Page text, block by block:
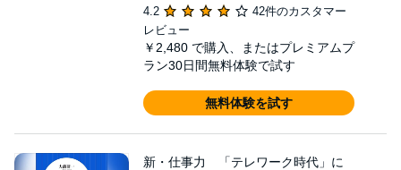
4.2
42件のカスタマー
レビュー
￥2,480 で購入、またはプレミアムプ
ラン30日間無料体験で試す
無料体験を試す
新・仕事力 「テレワーク時代」に